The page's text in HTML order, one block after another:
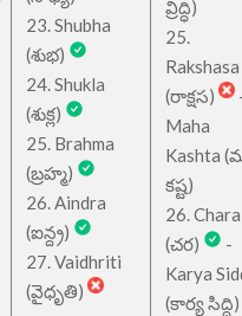
23. Shubha
(శుభ)
24. Shukla
(శుక్ల)
25. Brahma
(బ్రహ్మ)
26. Aindra
(ఐన్ద్ర)
27. Vaidhriti
(వైధృతి)
వ్రిద్ధి)
25.
Rakshasa
(రాక్షస)
Maha
Kashta
కష్ట)
26. Chara
(చర)
-
Karya
(కార్య సిద్ధి)